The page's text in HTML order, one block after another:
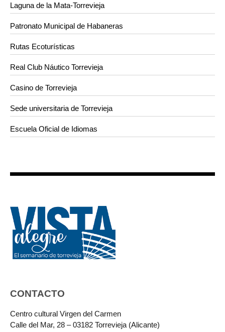
Laguna de la Mata-Torrevieja
Patronato Municipal de Habaneras
Rutas Ecoturísticas
Real Club Náutico Torrevieja
Casino de Torrevieja
Sede universitaria de Torrevieja
Escuela Oficial de Idiomas
CONTACTO
Centro cultural Virgen del Carmen
Calle del Mar, 28 – 03182 Torrevieja (Alicante)